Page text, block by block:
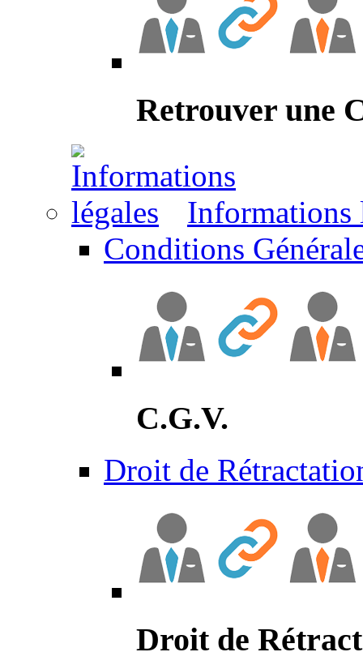
Retrouver une
Informations
Conditions
C.G.V.
Droit de
Droit de